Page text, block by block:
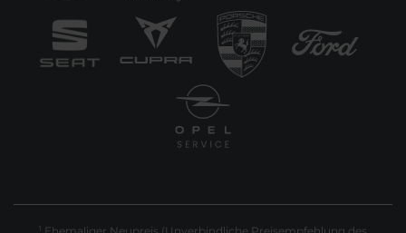
1